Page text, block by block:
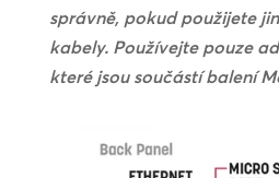
správně, pokud použijete
kabely. Používejte pouze
které jsou součástí balení